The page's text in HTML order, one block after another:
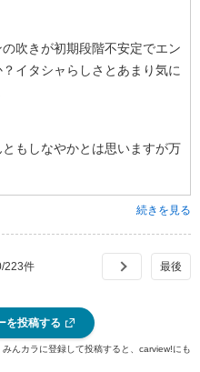
吹きが初期段階不安定でエン
イタシャらしさとあまり気に
もしなやかとは思いますが万
続きを見る
/223件
を投稿する
んカラに登録して投稿すると、carview!にも